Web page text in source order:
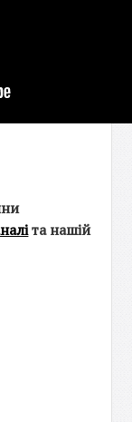
та нашій